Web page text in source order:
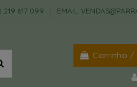
219 617 099 EMAIL:
Carrinho /